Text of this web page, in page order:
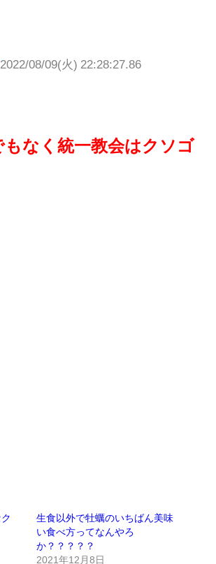
2022/08/09(火) 22:28:27.86
なく統一教会はクソゴ
生食以外で牡蠣のいちばん美味
い食べ方ってなんやろ
か？？？？？
2021年12月8日